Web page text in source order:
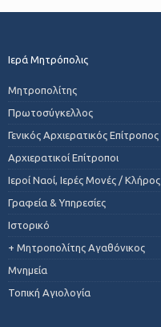
Ιερά Μητρόπολις
Μητροπολίτης
Πρωτοσύγκελλος
Γενικός Αρχιερατικός Επίτροπος
Αρχιερατικοί Επίτροποι
Ιεροί Ναοί, Ιερές Μονές / Κλήρος
Γραφεία & Υπηρεσίες
Ιστορικό
+ Μητροπολίτης Αγαθόνικος
Μνημεία
Τοπική Αγιολογία